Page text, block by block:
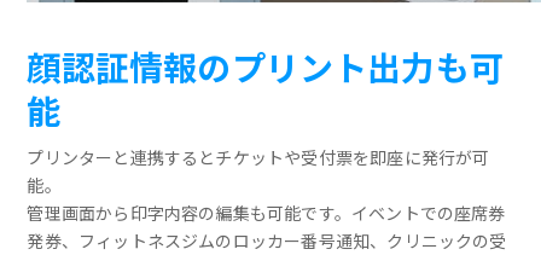
顔認証情報のプリント出力も可
能
プリンターと連携するとチケットや受付票を即座に発行が可
能。
管理画面から印字内容の編集も可能です。イベントでの座席券
発券、フィットネスジムのロッカー番号通知、クリニックの受